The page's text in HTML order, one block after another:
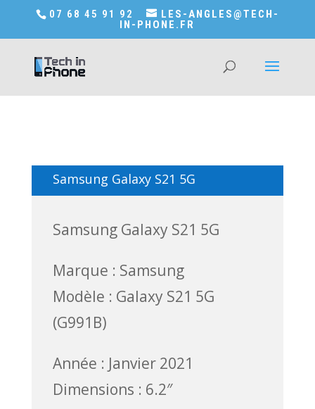
Accédez a Shop-in-tech-in-phone
07 68 45 91 92
LES-ANGLES@TECH-
IN-PHONE.FR
Samsung Galaxy S21 5G
Samsung Galaxy S21 5G
Marque : Samsung
Modèle : Galaxy S21 5G
(G991B)
Année : Janvier 2021
Dimensions : 6.2″